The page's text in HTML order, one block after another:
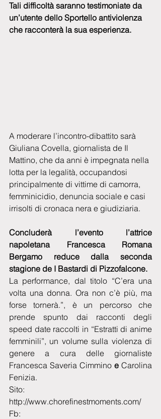
Tali difficoltà saranno testimoniate da
un’utente dello Sportello antiviolenza
che racconterà la sua esperienza.
A moderare l’incontro-dibattito sarà
Giuliana Covella, giornalista de Il
Mattino, che da anni è impegnata nella
lotta per la legalità, occupandosi
principalmente di vittime di camorra,
femminicidio, denuncia sociale e casi
irrisolti di cronaca nera e giudiziaria.
Concluderà l’evento l’attrice
napoletana Francesca Romana
Bergamo reduce dalla seconda
stagione de I Bastardi di Pizzofalcone.
La performance, dal titolo “C’era una
volta una donna. Ora non c’è più, ma
forse tornerà.”, è un percorso che
prende spunto dai racconti degli
speed date raccolti in “Estratti di anime
femminili”, un volume sulla violenza di
genere a cura delle giornaliste
Francesca Saveria Cimmino e Carolina
Fenizia.
Sito:
http://www.chorefinestmoments.com/
Fb: